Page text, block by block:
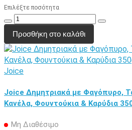
Επιλέξτε ποσότητα
Προσθήκη στο καλάθι
Joice
Joice Δημητριακά με Φαγόπυρο,
Κανέλα, Φουντούκια & Καρύδια
Μη Διαθέσιμο